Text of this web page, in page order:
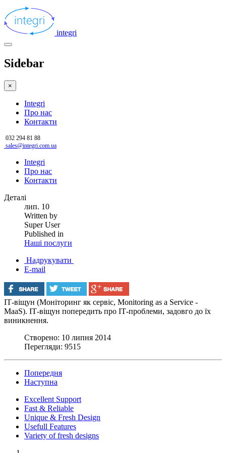
integri
Sidebar
×
Integri
Про нас
Контакти
032 294 81 88
sales@integri.com.ua
Integri
Про нас
Контакти
Деталі
лип. 10
Written by
Super User
Published in
Наші послуги
Надрукувати
E-mail
ІТ-віщун (Моніторинг як сервіс, Monitoring as a Service -
MaaS). ІТ-віщун попередить про ІТ-проблеми, задовго до їх
виникнення.
Створено: 10 липня 2014
Перегляди: 9515
Попередня
Наступна
Excellent Support
Fast & Reliable
Unique & Fresh Design
Usefull Features
Variety of fresh designs